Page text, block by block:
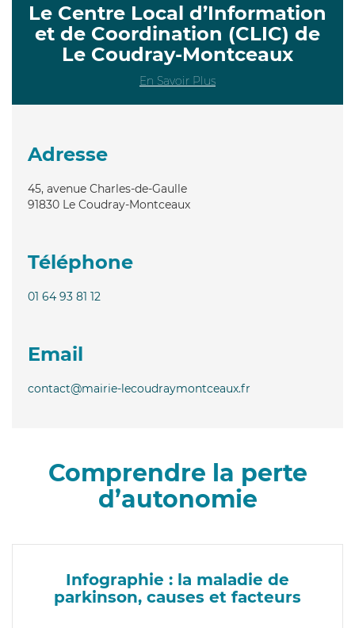
Le Centre Local d’Information
et de Coordination (CLIC) de
Le Coudray-Montceaux
En Savoir Plus
Adresse
45, avenue Charles-de-Gaulle
91830 Le Coudray-Montceaux
Téléphone
01 64 93 81 12
Email
contact@mairie-lecoudraymontceaux.fr
Comprendre la perte
d’autonomie
Infographie : la maladie de
parkinson, causes et facteurs